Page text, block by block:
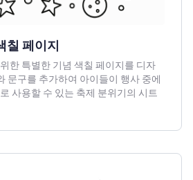
칠 페이지
한 특별한 기념 색칠 페이지를 디자
문구를 추가하여 아이들이 행사 중에
사용할 수 있는 축제 분위기의 시트